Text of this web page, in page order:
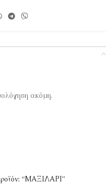
ακόμη.
“ΜΑΞΙΛΑΡΙ”